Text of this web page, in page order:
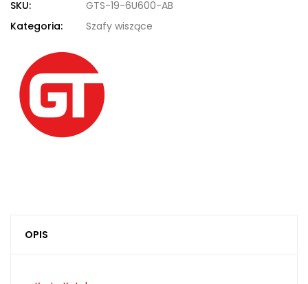
SKU:
GTS-19-6U600-AB
Kategoria:
Szafy wiszące
OPIS